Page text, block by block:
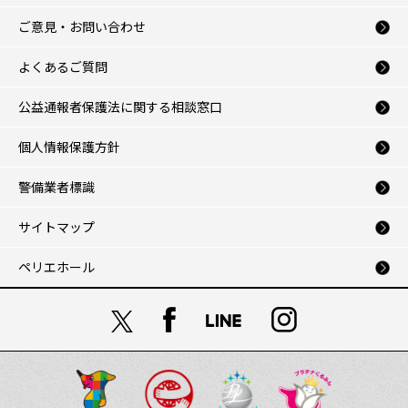
ご意見・お問い合わせ
よくあるご質問
公益通報者保護法に関する相談窓口
個人情報保護方針
警備業者標識
サイトマップ
ペリエホール